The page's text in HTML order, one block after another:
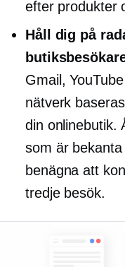
efter produkter
Håll dig på
Gmail,
nätverk
din onlinebutik.
som är
benägna att
tredje besök.